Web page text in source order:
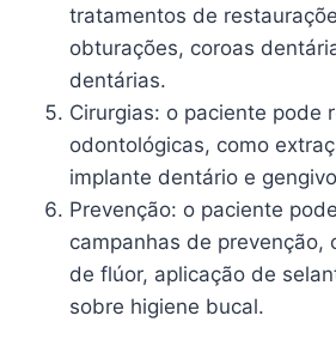
tratamentos de
obturações, coroas
dentárias.
Cirurgias: o paciente pode
odontológicas, como
implante dentário e
Prevenção: o paciente
campanhas de prevenção,
de flúor, aplicação de
sobre higiene bucal.